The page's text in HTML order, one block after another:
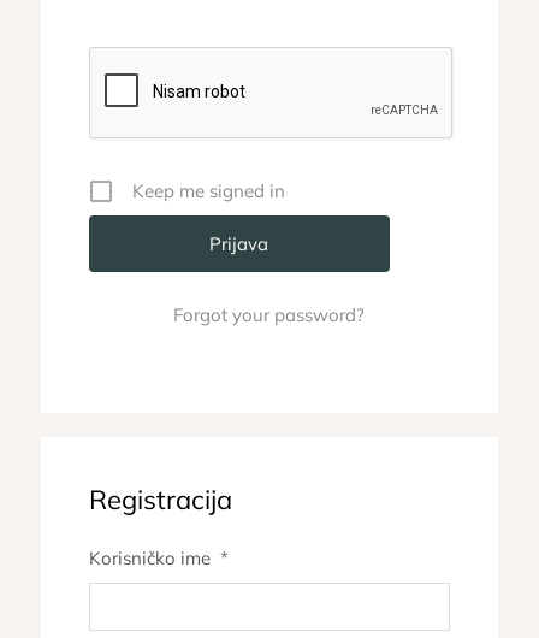
Keep me signed in
Forgot your password?
Registracija
Korisničko ime *